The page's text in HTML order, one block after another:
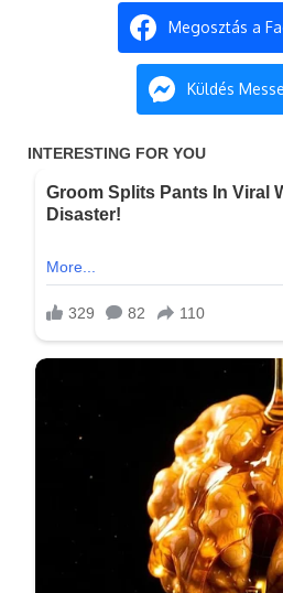
Megosztás a
Küldés